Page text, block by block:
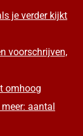
je verder kijkt
voorschrijven,
omhoog
aantal